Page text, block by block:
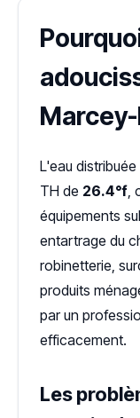
L'eau
TH de 26.4°f,
équipements
entartrage du
robinetterie,
produits
par un
efficacement.
Les